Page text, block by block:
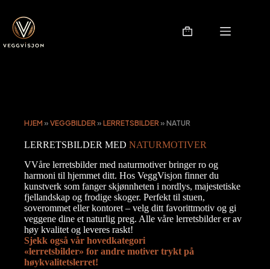
innholdet
Handlekurv
HJEM »VEGGBILDER»LERRETSBILDER»NATUR
LERRETSBILDER MED NATURMOTIVER
VVåre lerretsbilder med naturmotiver bringer ro og
harmoni til hjemmet ditt. Hos VeggVisjon finner du
kunstverk som fanger skjønnheten i nordlys, majestetiske
fjellandskap og frodige skoger. Perfekt til stuen,
soverommet eller kontoret – velg ditt favorittmotiv og gi
veggene dine et naturlig preg. Alle våre lerretsbilder er av
høy kvalitet og leveres raskt!
Sjekk også vår hovedkategori
«lerretsbilder» for andre motiver trykt på
høykvalitetslerret!